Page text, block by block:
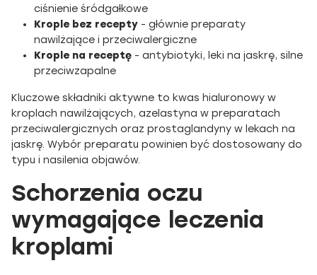
ciśnienie śródgałkowe
Krople bez recepty - głównie preparaty
nawilżające i przeciwalergiczne
Krople na receptę - antybiotyki, leki na jaskrę, silne
przeciwzapalne
Kluczowe składniki aktywne to kwas hialuronowy w
kroplach nawilżających, azelastyna w preparatach
przeciwalergicznych oraz prostaglandyny w lekach na
jaskrę. Wybór preparatu powinien być dostosowany do
typu i nasilenia objawów.
Schorzenia oczu
wymagające leczenia
kroplami